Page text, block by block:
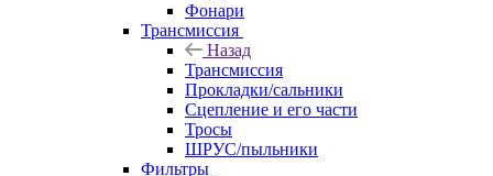
Фонари
Трансмиссия
Назад
Трансмиссия
Прокладки/сальники
Сцепление и его части
Тросы
ШРУС/пыльники
Фильтры